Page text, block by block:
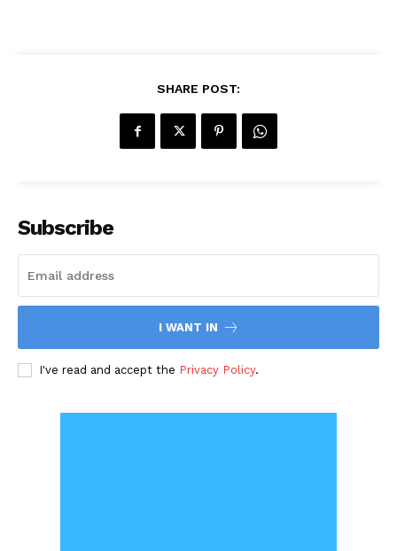
SHARE POST:
Subscribe
I WANT IN
I've read and accept the Privacy Policy.